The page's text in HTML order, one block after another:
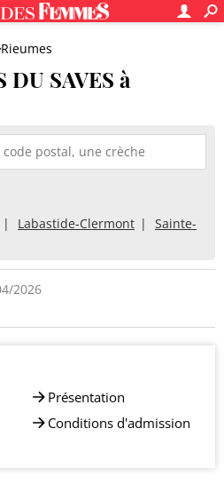
Rieumes
DU SAVES à
Labastide-Clermont
Sainte-
2026
Présentation
Conditions d'admission